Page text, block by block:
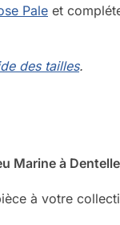
Pale et
des tailles.
Marine à Dentelle
à votre